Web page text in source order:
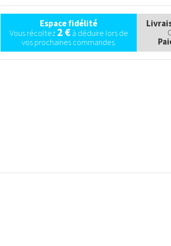
Espace fidélité
Vous récoltez2 €à déduire lors de
vos prochaines commandes.